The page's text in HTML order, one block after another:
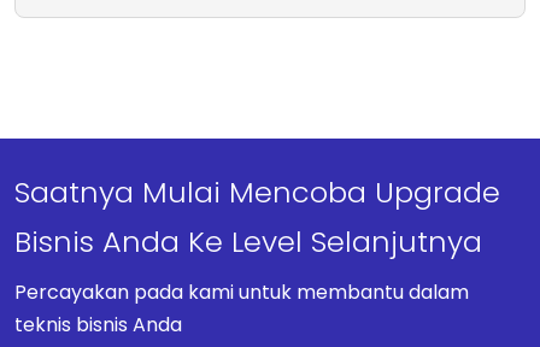
Saatnya Mulai Mencoba Upgrade
Bisnis Anda Ke Level Selanjutnya
Percayakan pada kami untuk membantu dalam
teknis bisnis Anda